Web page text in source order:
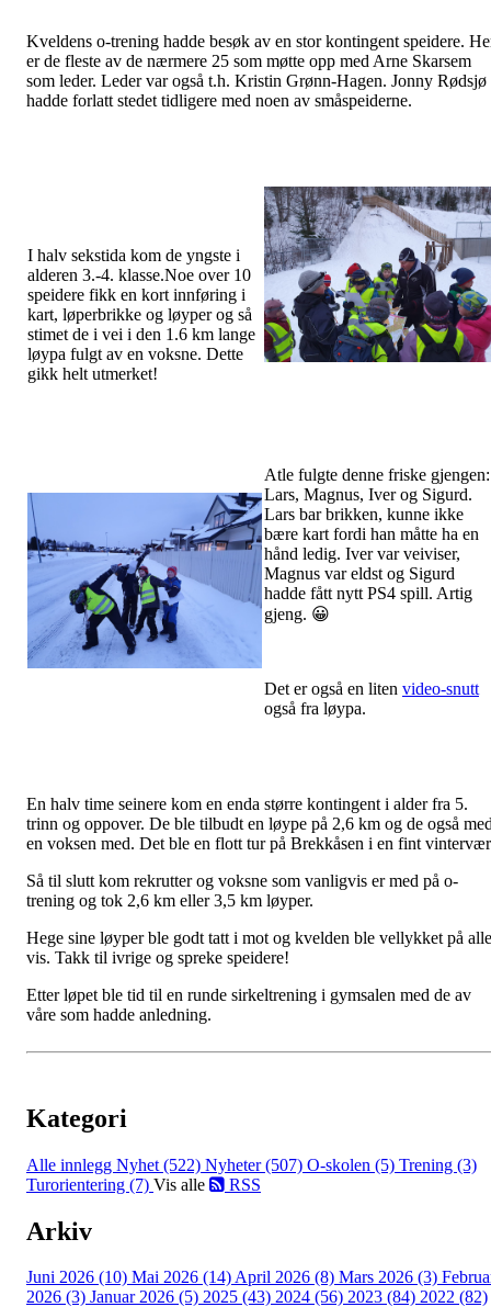
Kveldens o-trening hadde besøk av en stor kontingent speidere.
er de fleste av de nærmere 25 som møtte opp med Arne Skarsem
som leder. Leder var også t.h. Kristin Grønn-Hagen. Jonny Rødsjø
hadde forlatt stedet tidligere med noen av småspeiderne.
I halv sekstida kom de yngste i
alderen 3.-4. klasse.Noe over 10
speidere fikk en kort innføring i
kart, løperbrikke og løyper og så
stimet de i vei i den 1.6 km lange
løypa fulgt av en voksne. Dette
gikk helt utmerket!
Atle fulgte denne friske gjengen:
Lars, Magnus, Iver og Sigurd.
Lars bar brikken, kunne ikke
bære kart fordi han måtte ha en
hånd ledig. Iver var veiviser,
Magnus var eldst og Sigurd
hadde fått nytt PS4 spill. Artig
gjeng. 😀
Det er også en liten video-snutt
også fra løypa.
En halv time seinere kom en enda større kontingent i alder fra 5.
trinn og oppover. De ble tilbudt en løype på 2,6 km og de også
en voksen med. Det ble en flott tur på Brekkåsen i en fint
Så til slutt kom rekrutter og voksne som vanligvis er med på o-
trening og tok 2,6 km eller 3,5 km løyper.
Hege sine løyper ble godt tatt i mot og kvelden ble vellykket på alle
vis. Takk til ivrige og spreke speidere!
Etter løpet ble tid til en runde sirkeltrening i gymsalen med de av
våre som hadde anledning.
Kategori
Alle innlegg Nyhet (522) Nyheter (507) O-skolen (5) Trening (3)
Turorientering (7) Vis alle RSS
Arkiv
Juni 2026 (10) Mai 2026 (14)April 2026 (8) Mars 2026 (3)
2026 (3) Januar 2026 (5) 2025 (43) 2024 (56) 2023 (84) 2022 (82)